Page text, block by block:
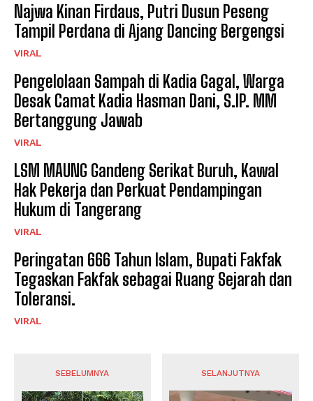
Najwa Kinan Firdaus, Putri Dusun Peseng
Tampil Perdana di Ajang Dancing Bergengsi
VIRAL
Pengelolaan Sampah di Kadia Gagal, Warga
Desak Camat Kadia Hasman Dani, S.IP. MM
Bertanggung Jawab
VIRAL
LSM MAUNG Gandeng Serikat Buruh, Kawal
Hak Pekerja dan Perkuat Pendampingan
Hukum di Tangerang
VIRAL
Peringatan 666 Tahun Islam, Bupati Fakfak
Tegaskan Fakfak sebagai Ruang Sejarah dan
Toleransi.
VIRAL
SEBELUMNYA SELANJUTNYA